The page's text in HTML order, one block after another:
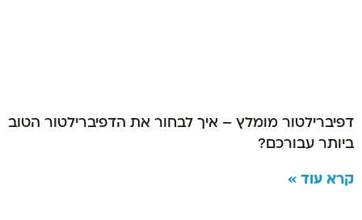
דפיברילטור מומלץ – איך לבחור את הדפיברילטור הטוב
ביותר עבורכם?
קרא עוד »